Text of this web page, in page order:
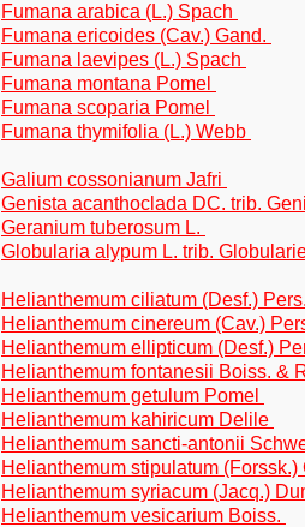
Fumana arabica (L.) Spach
Fumana ericoides (Cav.) Gand.
Fumana laevipes (L.) Spach
Fumana montana Pomel
Fumana scoparia Pomel
Fumana thymifolia (L.) Webb
Galium cossonianum Jafri
Genista acanthoclada DC. trib.
Geranium tuberosum L.
Globularia alypum L. trib.
Helianthemum ciliatum (Desf.)
Helianthemum cinereum (Cav.)
Helianthemum ellipticum (Desf.)
Helianthemum fontanesii Boiss. &
Helianthemum getulum Pomel
Helianthemum kahiricum Delile
Helianthemum sancti-antonii
Helianthemum stipulatum
Helianthemum syriacum (Jacq.)
Helianthemum vesicarium Boiss.